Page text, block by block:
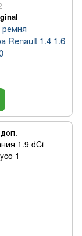
Renault 1.4 1.6